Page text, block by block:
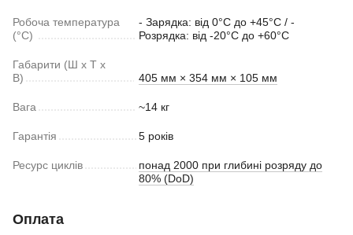
Робоча температура
(°C)
- Зарядка: від 0°C до +45°C / -
Розрядка: від -20°C до +60°C
Габарити (Ш х Т х
В)
405 мм × 354 мм × 105 мм
Вага ~14 кг
Гарантія 5 років
Ресурс циклів
понад 2000 при глибині розряду до
80% (DoD)
Оплата